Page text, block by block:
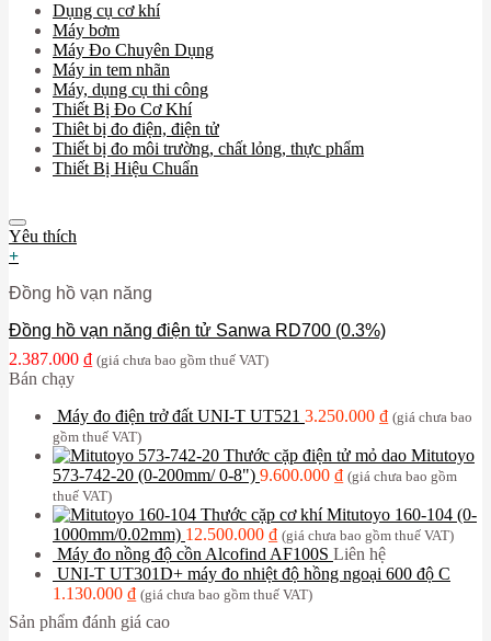
Dụng cụ cơ khí
Máy bơm
Máy Đo Chuyên Dụng
Máy in tem nhãn
Máy, dụng cụ thi công
Thiết Bị Đo Cơ Khí
Thiêt bị đo điện, điện tử
Thiết bị đo môi trường, chất lỏng, thực phẩm
Thiết Bị Hiệu Chuẩn
Yêu thích
+
Đồng hồ vạn năng
Đồng hồ vạn năng điện tử Sanwa RD700 (0.3%)
2.387.000 ₫ (giá chưa bao gồm thuế VAT)
Bán chạy
Máy đo điện trở đất UNI-T UT521 3.250.000 ₫ (giá chưa bao
gồm thuế VAT)
Thước cặp điện tử mỏ dao Mitutoyo
573-742-20 (0-200mm/ 0-8") 9.600.000 ₫ (giá chưa bao gồm
thuế VAT)
Thước cặp cơ khí Mitutoyo 160-104 (0-
1000mm/0.02mm) 12.500.000 ₫ (giá chưa bao gồm thuế VAT)
Máy đo nồng độ cồn Alcofind AF100S Liên hệ
UNI-T UT301D+ máy đo nhiệt độ hồng ngoại 600 độ C
1.130.000 ₫ (giá chưa bao gồm thuế VAT)
Sản phẩm đánh giá cao